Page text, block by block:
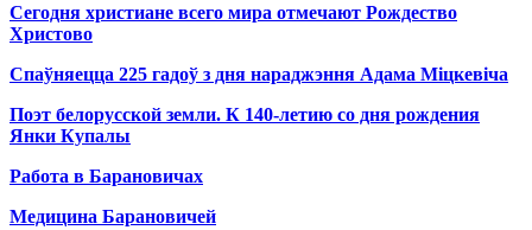
Сегодня христиане всего мира отмечают Рождество
Христово
Спаўняецца 225 гадоў з дня нараджэння Адама Міцкевіча
Поэт белорусской земли. К 140-летию со дня рождения
Янки Купалы
Работа в Барановичах
Медицина Барановичей